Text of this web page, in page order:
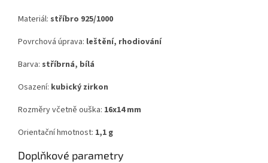
Materiál: stříbro 925/1000
Povrchová úprava: leštění, rhodiování
Barva: stříbrná, bílá
Osazení: kubický zirkon
Rozměry včetně ouška: 16x14 mm
Orientační hmotnost: 1,1 g
Doplňkové parametry